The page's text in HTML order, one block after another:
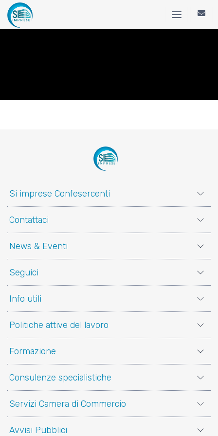
Si imprese Confesercenti
Contattaci
News & Eventi
Seguici
Info utili
Politiche attive del lavoro
Formazione
Consulenze specialistiche
Servizi Camera di Commercio
Avvisi Pubblici